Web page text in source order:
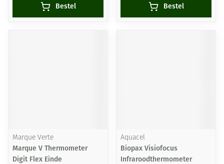
Bestel Bestel
Marque Verte
Marque V Thermometer
Digit Flex Einde
Aquacel
Biopax Visiofocus
Infraroodthermometer